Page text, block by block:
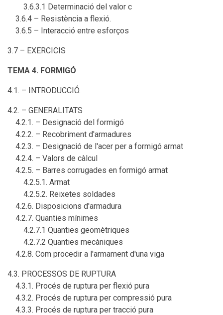
3.6.3.1 Determinació del valor c
3.6.4 – Resistència a flexió.
3.6.5 – Interacció entre esforços
3.7 – EXERCICIS
TEMA 4. FORMIGÓ
4.1. – INTRODUCCIÓ.
4.2. – GENERALITATS
4.2.1. – Designació del formigó
4.2.2. – Recobriment d'armadures
4.2.3. – Designació de l'acer per a formigó armat
4.2.4. – Valors de càlcul
4.2.5. – Barres corrugades en formigó armat
4.2.5.1. Armat
4.2.5.2. Reixetes soldades
4.2.6. Disposicions d'armadura
4.2.7. Quanties mínimes
4.2.7.1 Quanties geomètriques
4.2.7.2 Quanties mecàniques
4.2.8. Com procedir a l'armament d'una viga
4.3. PROCESSOS DE RUPTURA
4.3.1. Procés de ruptura per flexió pura
4.3.2. Procés de ruptura per compressió pura
4.3.3. Procés de ruptura per tracció pura